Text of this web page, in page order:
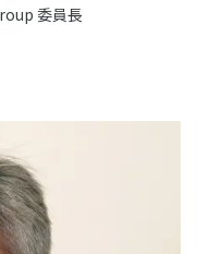
委員長